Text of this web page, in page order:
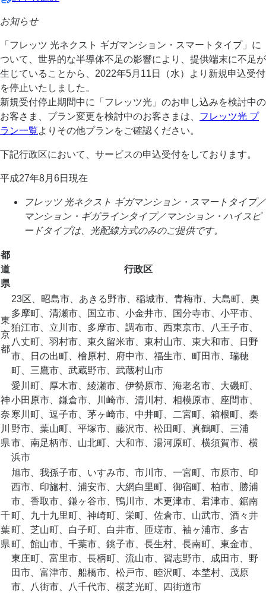
お知らせ
「フレッツ 光ネクスト ギガマンション・スマートタイプ」に
ついて、世界的な半導体不足の影響により、提供端末に不足が
生じていることから、2022年5月11日（水）より新規申込受付
を停止いたしました。
新規受付停止期間中に「フレッツ光」のお申し込みを検討中の
お客さま、プラン変更を検討中のお客さまは、 フレッツ光 プ
ラン一覧よりその他プランをご確認ください。
下記行政区において、サービスの申込受付をしております。
平成27年8月6日現在
フレッツ 光ネクスト ギガマンション・スマートタイプ／
マンション・ギガラインタイプ／マンション・ハイスピ
ードタイプは、光配線方式のみのご提供です。
都
道
県
行政区
東
京
都
23区、昭島市、あきる野市、稲城市、青梅市、大島町、奥
多摩町、清瀬市、国立市、小金井市、国分寺市、小平市、
狛江市、立川市、多摩市、調布市、西東京市、八王子市、
八丈町、羽村市、東久留米市、東村山市、東大和市、日野
市、日の出町、檜原村、府中市、福生市、町田市、瑞穂
町、三鷹市、武蔵野市、武蔵村山市
神
奈
川
県
愛川町、厚木市、綾瀬市、伊勢原市、海老名市、大磯町、
小田原市、鎌倉市、川崎市、清川村、相模原市、座間市、
寒川町、逗子市、茅ヶ崎市、中井町、二宮町、箱根町、秦
野市、葉山町、平塚市、藤沢市、松田町、真鶴町、三浦
市、南足柄市、山北町、大和市、湯河原町、横須賀市、横
浜市
千
葉
県
旭市、我孫子市、いすみ市、市川市、一宮町、市原市、印
西市、印旛村、浦安市、大網白里町、御宿町、柏市、勝浦
市、香取市、鎌ヶ谷市、鴨川市、木更津市、君津市、鋸南
町、九十九里町、神崎町、栄町、佐倉市、山武市、酒々井
町、芝山町、白子町、白井市、匝瑳市、袖ヶ浦市、多古
町、館山市、千葉市、銚子市、長生村、長南町、東金市、
東庄町、富里市、長柄町、流山市、習志野市、成田市、野
田市、富津市、船橋市、松戸市、睦沢町、本埜村、茂原
市、八街市、八千代市、横芝光町、四街道市